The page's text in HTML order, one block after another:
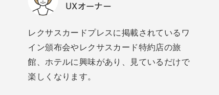
UXオーナー
レクサスカードプレスに掲載されているワ
イン頒布会やレクサスカード特約店の旅
館、ホテルに興味があり、見ているだけで
楽しくなります。